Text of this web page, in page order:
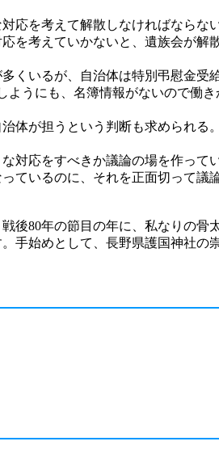
応を考えて解散しなければならな
を考えていかないと、遺族会が解
くいるが、自治体は特別弔慰金受
ようにも、名簿情報がないので働
体が担うという判断も求められる
対応をすべきか議論の場を作って
ているのに、それを正面切って議
後80年の節目の年に、私なりの骨
手始めとして、長野県護国神社の